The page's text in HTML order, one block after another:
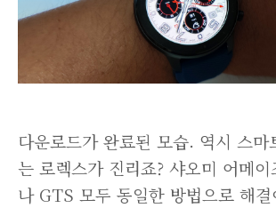
다운로드가 완료된 모습. 역시 스마
는 로렉스가 진리죠? 샤오미 어메
나 GTS 모두 동일한 방법으로 해